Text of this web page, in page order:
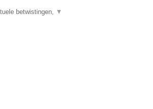
betwistingen, ▼